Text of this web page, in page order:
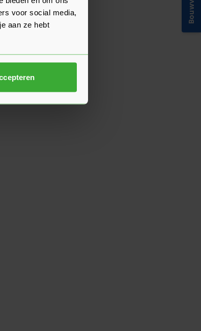
voor social media,
aan ze hebt